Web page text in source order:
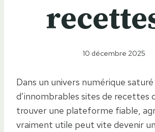
10 décembre 2025
Dans un univers numérique saturé
d’innombrables sites de recettes
trouver une plateforme fiable,
vraiment utile peut vite devenir